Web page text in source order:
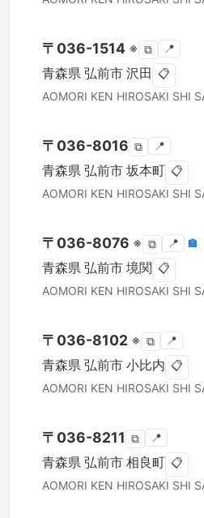
〒 036-1514 ※ ⧉ 📍
青森県 弘前市 沢田 📋
AOMORI KEN HIROSAKI SHI
〒 036-8016 ⧉ 📍
青森県 弘前市 坂本町 📋
AOMORI KEN HIROSAKI SHI
〒 036-8076 ※ ⧉ 📍 🏣
青森県 弘前市 境関 📋
AOMORI KEN HIROSAKI SHI
〒 036-8102 ※ ⧉ 📍
青森県 弘前市 小比内 📋
AOMORI KEN HIROSAKI SHI
〒 036-8211 ⧉ 📍
青森県 弘前市 相良町 📋
AOMORI KEN HIROSAKI SHI